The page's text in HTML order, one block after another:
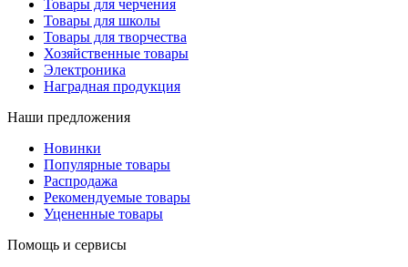
Товары для черчения
Товары для школы
Товары для творчества
Хозяйственные товары
Электроника
Наградная продукция
Наши предложения
Новинки
Популярные товары
Распродажа
Рекомендуемые товары
Уцененные товары
Помощь и сервисы